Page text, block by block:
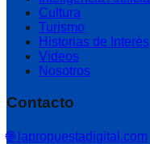
Cultura
Turismo
Historias de Interés
Videos
Nosotros
Contacto
🌐 lapropuestadigital.com